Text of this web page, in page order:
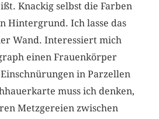
Knackig selbst die Farben
Hintergrund. Ich lasse das
Wand. Interessiert mich
einen Frauenkörper
in Parzellen
muss ich denken,
Metzgereien zwischen